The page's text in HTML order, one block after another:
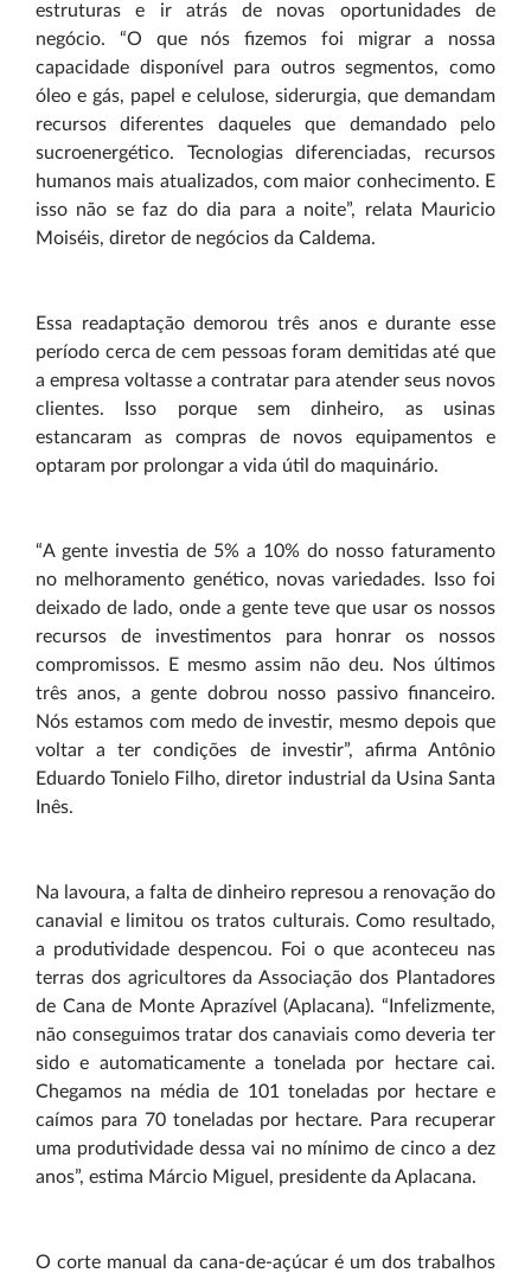
estruturas e ir atrás de novas oportunidades de
negócio. “O que nós fizemos foi migrar a nossa
capacidade disponível para outros segmentos, como
óleo e gás, papel e celulose, siderurgia, que demandam
recursos diferentes daqueles que demandado pelo
sucroenergético. Tecnologias diferenciadas, recursos
humanos mais atualizados, com maior conhecimento. E
isso não se faz do dia para a noite”, relata Mauricio
Moiséis, diretor de negócios da Caldema.
Essa readaptação demorou três anos e durante esse
período cerca de cem pessoas foram demitidas até que
a empresa voltasse a contratar para atender seus novos
clientes. Isso porque sem dinheiro, as usinas
estancaram as compras de novos equipamentos e
optaram por prolongar a vida útil do maquinário.
“A gente investia de 5% a 10% do nosso faturamento
no melhoramento genético, novas variedades. Isso foi
deixado de lado, onde a gente teve que usar os nossos
recursos de investimentos para honrar os nossos
compromissos. E mesmo assim não deu. Nos últimos
três anos, a gente dobrou nosso passivo financeiro.
Nós estamos com medo de investir, mesmo depois que
voltar a ter condições de investir”, afirma Antônio
Eduardo Tonielo Filho, diretor industrial da Usina Santa
Inês.
Na lavoura, a falta de dinheiro represou a renovação do
canavial e limitou os tratos culturais. Como resultado,
a produtividade despencou. Foi o que aconteceu nas
terras dos agricultores da Associação dos Plantadores
de Cana de Monte Aprazível (Aplacana). “Infelizmente,
não conseguimos tratar dos canaviais como deveria ter
sido e automaticamente a tonelada por hectare cai.
Chegamos na média de 101 toneladas por hectare e
caímos para 70 toneladas por hectare. Para recuperar
uma produtividade dessa vai no mínimo de cinco a dez
anos”, estima Márcio Miguel, presidente da Aplacana.
O corte manual da cana-de-açúcar é um dos trabalhos